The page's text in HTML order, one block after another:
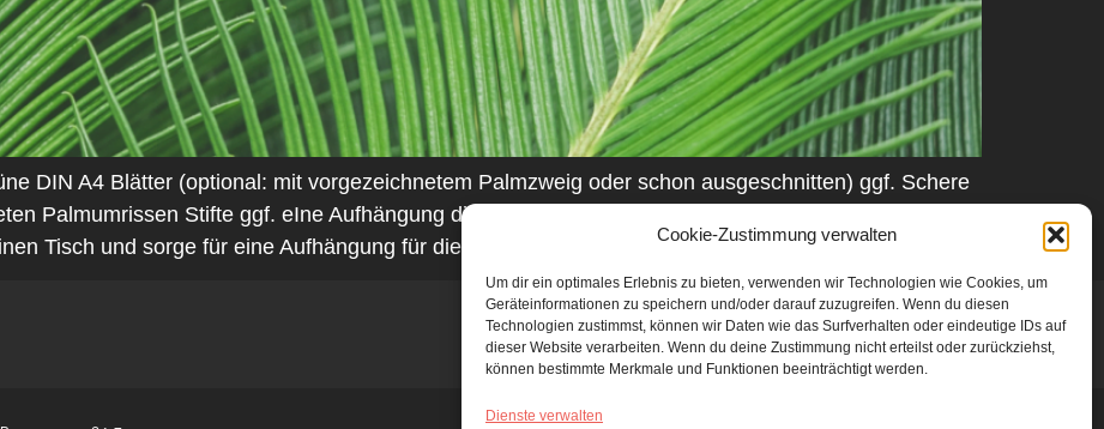
Cookie-Zustimmung verwalten
Um dir ein optimales Erlebnis zu bieten, verwenden wir Technologien wie Cookies, um
Geräteinformationen zu speichern und/oder darauf zuzugreifen. Wenn du diesen
Technologien zustimmst, können wir Daten wie das Surfverhalten oder eindeutige IDs auf
dieser Website verarbeiten. Wenn du deine Zustimmung nicht erteilst oder zurückziehst,
können bestimmte Merkmale und Funktionen beeinträchtigt werden.
Dienste verwalten
DIN A4 Blätter (optional: mit vorgezeichnetem Palmzweig oder schon ausgeschnitten) ggf. Schere
Palmumrissen Stifte ggf. eIne Aufhängung die ausgedruckte Anleitung Vorbereitung Lege die
Tisch und sorge für eine Aufhängung für die Blätter oder einen Platz, wo […]